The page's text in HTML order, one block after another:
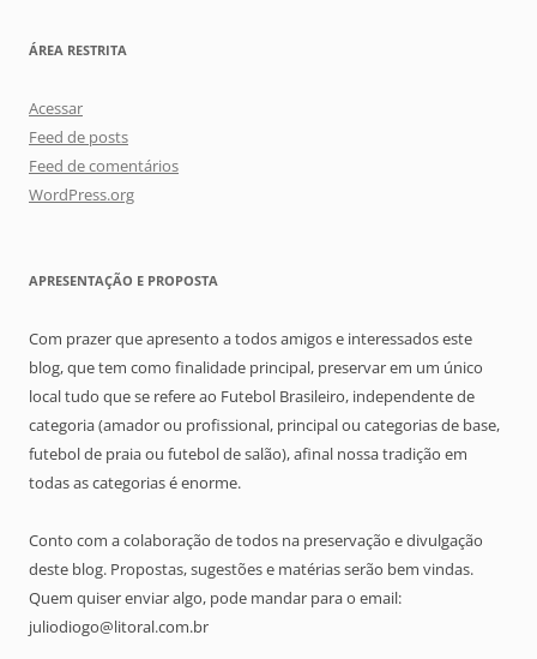
ÁREA RESTRITA
Acessar
Feed de posts
Feed de comentários
WordPress.org
APRESENTAÇÃO E PROPOSTA
Com prazer que apresento a todos amigos e interessados este
blog, que tem como finalidade principal, preservar em um único
local tudo que se refere ao Futebol Brasileiro, independente de
categoria (amador ou profissional, principal ou categorias de base,
futebol de praia ou futebol de salão), afinal nossa tradição em
todas as categorias é enorme.
Conto com a colaboração de todos na preservação e divulgação
deste blog. Propostas, sugestões e matérias serão bem vindas.
Quem quiser enviar algo, pode mandar para o email:
juliodiogo@litoral.com.br